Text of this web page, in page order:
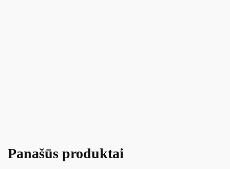
Panašūs produktai